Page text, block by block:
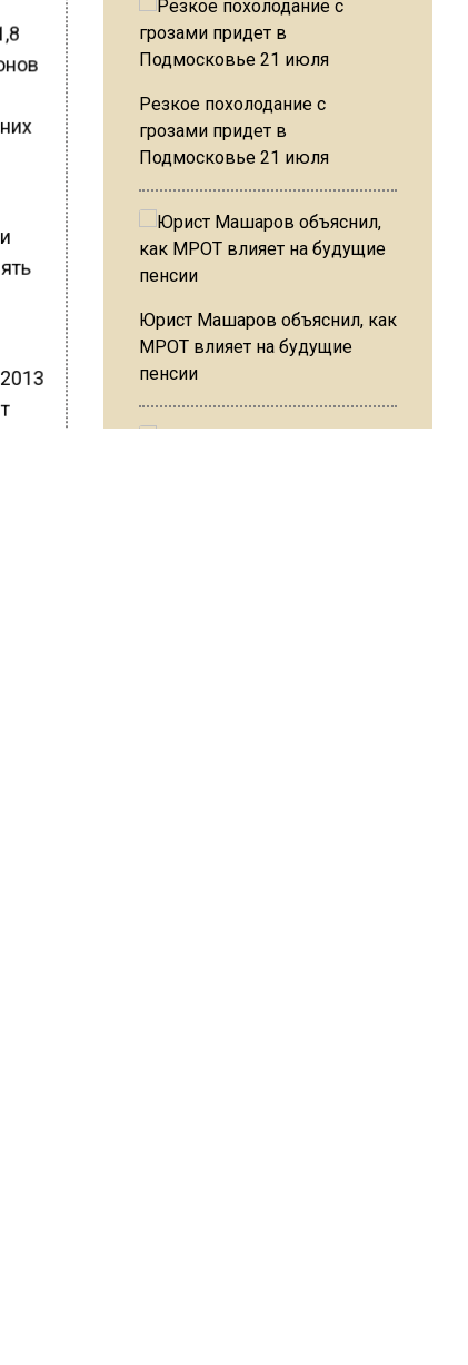
Резкое похолодание с
грозами придет в
Подмосковье 21 июля
Юрист Машаров объяснил, как
МРОТ влияет на будущие
пенсии